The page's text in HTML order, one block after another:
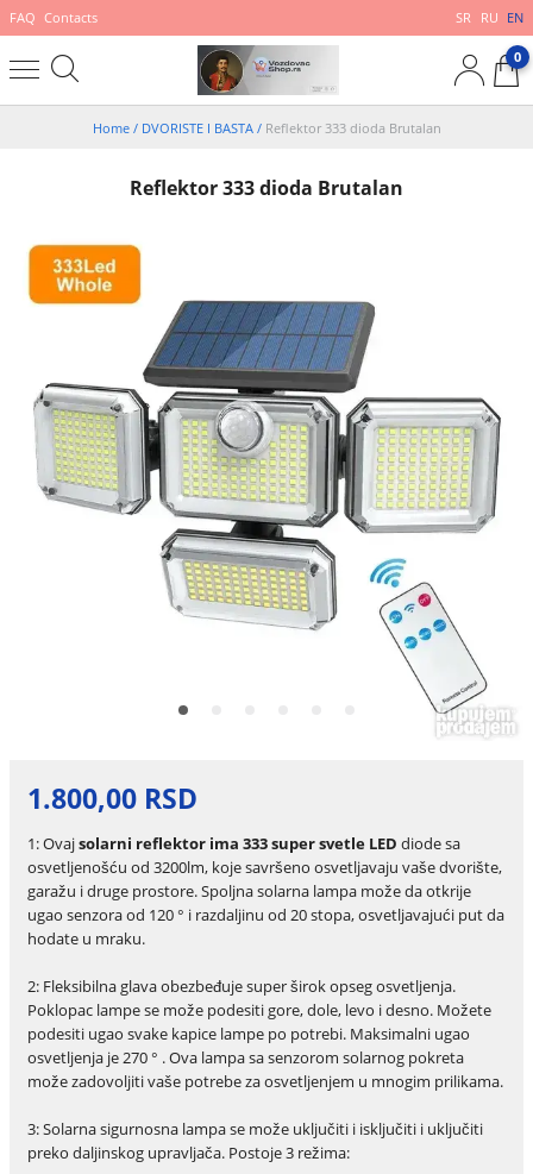
FAQ Contacts SR RU EN
0
Home / DVORISTE I BASTA / Reflektor 333 dioda Brutalan
Reflektor 333 dioda Brutalan
1.800,00 RSD
1: Ovajsolarni reflektor ima 333 super svetle LED diode sa
osvetljenošću od 3200lm, koje savršeno osvetljavaju vaše dvorište,
garažu i druge prostore. Spoljna solarna lampa može da otkrije
ugao senzora od 120 ° i razdaljinu od 20 stopa, osvetljavajući put da
hodate u mraku.
2: Fleksibilna glava obezbeđuje super širok opseg osvetljenja.
Poklopac lampe se može podesiti gore, dole, levo i desno. Možete
podesiti ugao svake kapice lampe po potrebi. Maksimalni ugao
osvetljenja je 270 ° . Ova lampa sa senzorom solarnog pokreta
može zadovoljiti vaše potrebe za osvetljenjem u mnogim prilikama.
3: Solarna sigurnosna lampa se može uključiti i isključiti i uključiti
preko daljinskog upravljača. Postoje 3 režima: